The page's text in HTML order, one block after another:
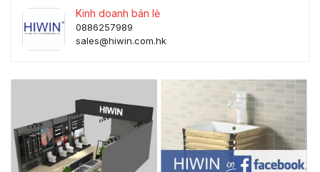
Kinh doanh bán lẻ
0886257989
sales@hiwin.com.hk